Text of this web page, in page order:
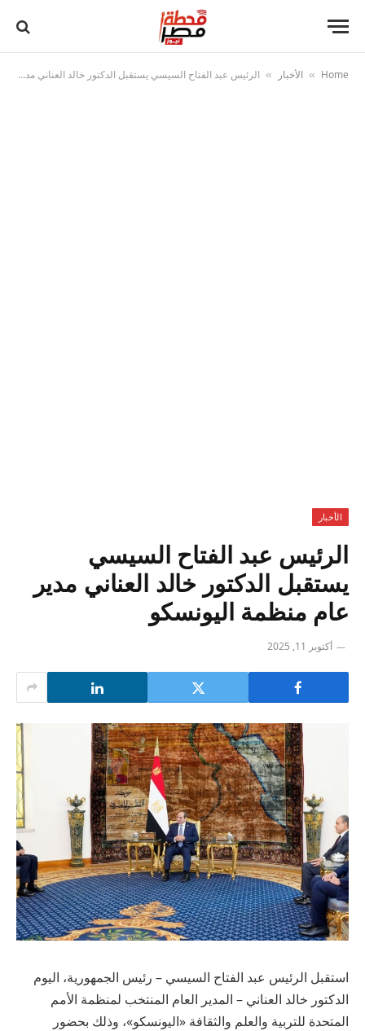
Home
» الأخبار » الرئيس عبد الفتاح السيسي يستقبل الدكتور خالد العناني مدير عام منظمة اليونسكو
الأخبار
الرئيس عبد الفتاح السيسي
يستقبل الدكتور خالد العناني مدير
عام منظمة اليونسكو
أكتوبر 11, 2025
استقبل الرئيس عبد الفتاح السيسي – رئيس الجمهورية، اليوم
الدكتور خالد العناني – المدير العام المنتخب لمنظمة الأمم
المتحدة للتربية والعلم والثقافة «اليونسكو»، وذلك بحضور